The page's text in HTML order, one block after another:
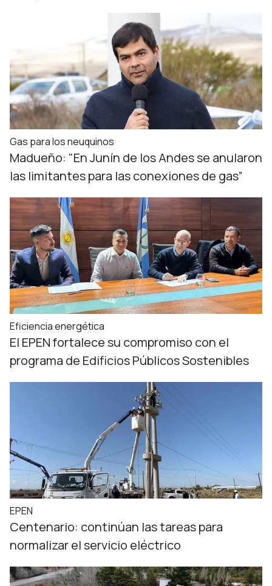
Gas para los neuquinos
Madueño: "En Junín de los Andes se anularon
las limitantes para las conexiones de gas”
Eficiencia energética
El EPEN fortalece su compromiso con el
programa de Edificios Públicos Sostenibles
EPEN
Centenario: continúan las tareas para
normalizar el servicio eléctrico